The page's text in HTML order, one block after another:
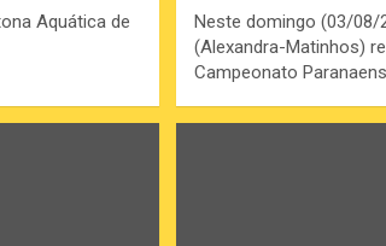
Aquática de
Neste domingo (03/08/
(Alexandra-Matinhos)
Campeonato